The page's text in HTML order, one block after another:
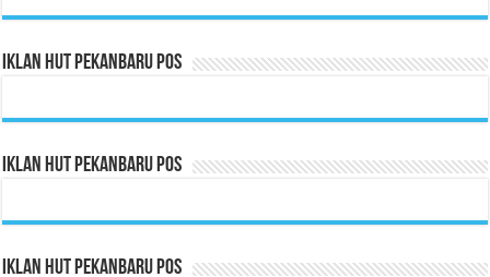
Iklan HUT Pekanbaru Pos
Iklan HUT Pekanbaru Pos
Iklan HUT Pekanbaru Pos